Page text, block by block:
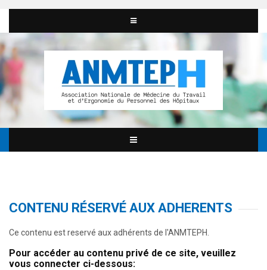
CONTENU RÉSERVÉ AUX ADHERENTS
Ce contenu est reservé aux adhérents de l'ANMTEPH.
Pour accéder au contenu privé de ce site, veuillez
vous connecter ci-dessous: